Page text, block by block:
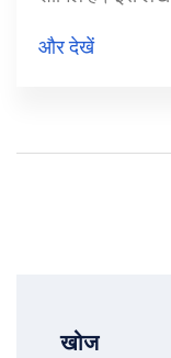
है।
और देखें
खोज